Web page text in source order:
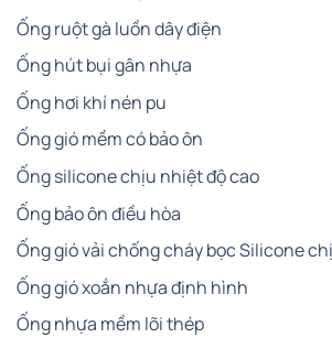
Ống ruột gà luồn dây điện
Ống hút bụi gân nhựa
Ống hơi khí nén pu
Ống gió mềm có bảo ôn
Ống silicone chịu nhiệt độ cao
Ống bảo ôn điều hòa
Ống gió vải chống cháy bọc Silicone
Ống gió xoắn nhựa định hình
Ống nhựa mềm lõi thép